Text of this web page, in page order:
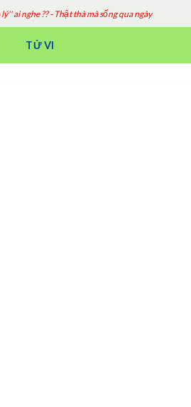
ai nghe ?? - Thật thà mà sống qua ngày
TỬ VI